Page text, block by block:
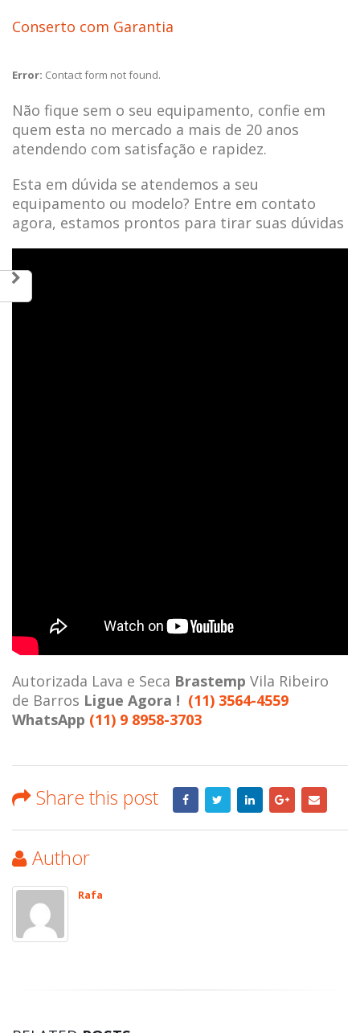
Conserto com Garantia
Error: Contact form not found.
Não fique sem o seu equipamento, confie em
quem esta no mercado a mais de 20 anos
atendendo com satisfação e rapidez.
Esta em dúvida se atendemos a seu
equipamento ou modelo? Entre em contato
agora, estamos prontos para tirar suas dúvidas
Autorizada Lava e Seca Brastemp Vila Ribeiro
de Barros Ligue Agora ! (11) 3564-4559
WhatsApp (11) 9 8958-3703
Share this post
Author
Rafa